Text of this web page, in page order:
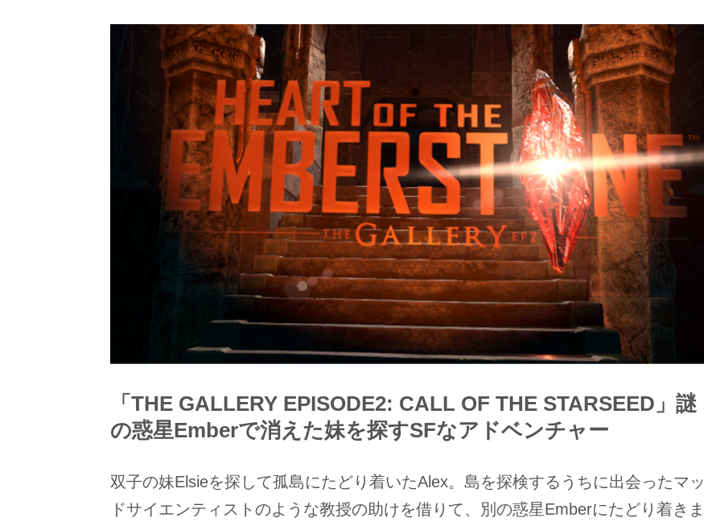
「THE GALLERY EPISODE2: CALL OF THE STARSEED」謎
の惑星Emberで消えた妹を探すSFなアドベンチャー
双子の妹Elsieを探して孤島にたどり着いたAlex。島を探検するうちに出会ったマッ
ドサイエンティストのような教授の助けを借りて、別の惑星Emberにたどり着きま